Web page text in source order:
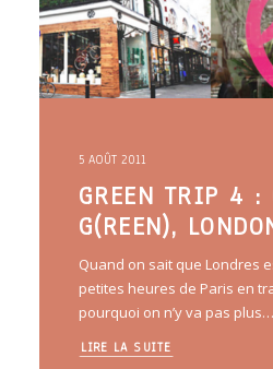
5 AOÛT 2011
GREEN TRIP 4 :
G(REEN),
Quand on sait que Londres
petites heures de Paris en
pourquoi on n’y va pas plus…
LIRE LA SUITE